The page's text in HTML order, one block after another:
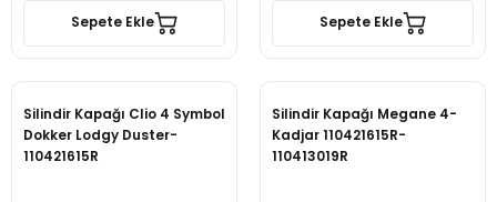
Sepete Ekle Sepete Ekle
Silindir Kapağı Clio 4 Symbol
Dokker Lodgy Duster-
110421615R
Silindir Kapağı Megane 4-
Kadjar 110421615R-
110413019R